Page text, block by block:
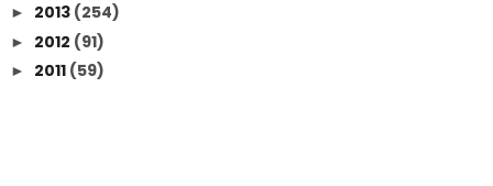
► 2013 (254)
► 2012 (91)
► 2011 (59)